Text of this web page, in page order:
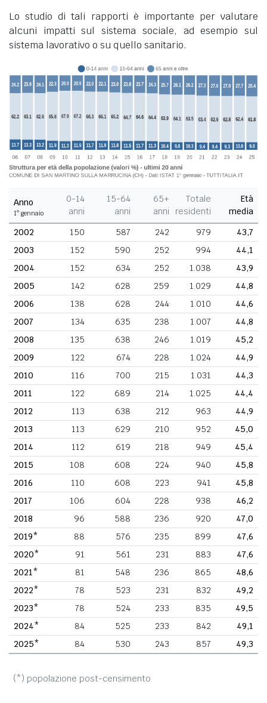
Lo studio di tali rapporti è importante per valutare
alcuni impatti sul sistema sociale, ad esempio sul
sistema lavorativo o su quello sanitario.
Anno
1° gennaio
0-14
anni
15-64
anni
65+
anni
Totale
residenti
Età
media
2002
150 587 242 979
43,7
2003
152 590 252 994
44,1
2004
152 634 252 1.038
43,9
2005
142 628 259 1.029
44,8
2006
138 628 244 1.010
44,6
2007
134 635 238 1.007
44,8
2008
135 638 246 1.019
45,2
2009
122 674 228 1.024
44,9
2010
116 700 215 1.031
44,3
2011
122 689 214 1.025
44,4
2012
113 638 212 963
44,9
2013
113 629 210 952
45,0
2014
112 619 218 949
45,4
2015
108 608 224 940
45,8
2016
110 608 223 941
45,8
2017
106 604 228 938
46,2
2018
96 588 236 920
47,0
2019*
88 576 235 899
47,6
2020*
91 561 231 883
47,6
2021*
81 548 236 865
48,6
2022*
78 523 231 832
49,2
2023*
78 524 233 835
49,5
2024*
84 525 233 842
49,1
2025*
84 530 243 857 49,3
(*) popolazione post-censimento